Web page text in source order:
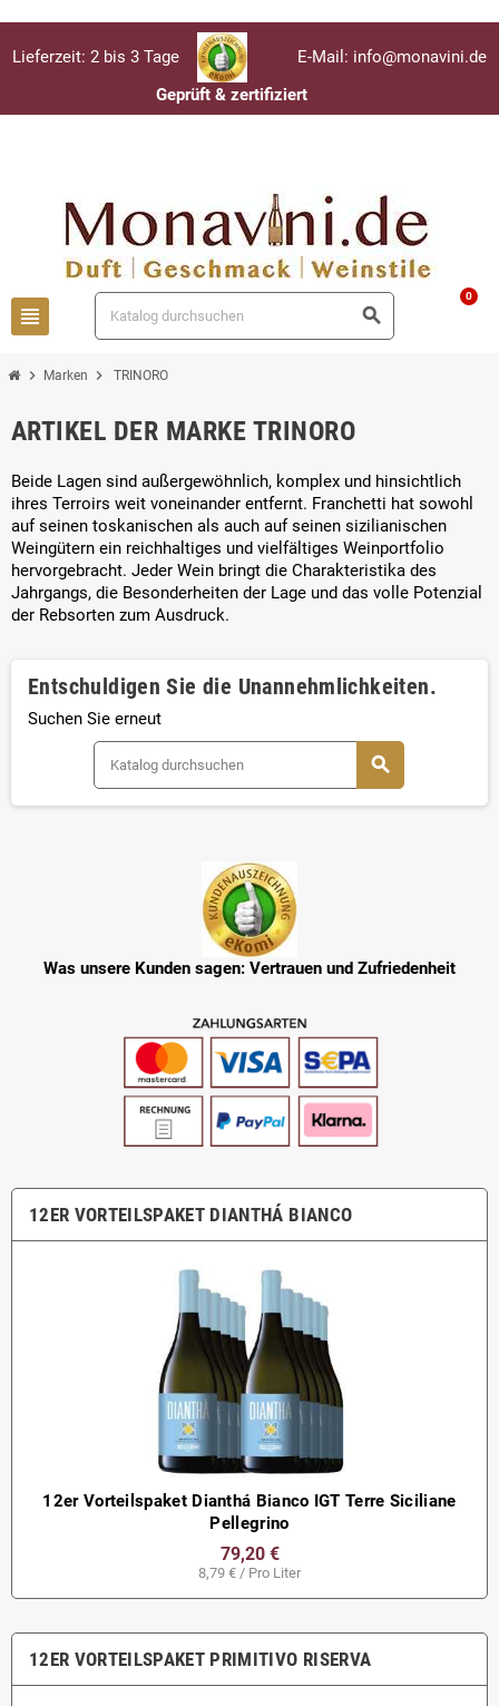
Lieferzeit: 2 bis 3 Tage
E-Mail: info@monavini.de
Geprüft & zertifiziert
view_headline search
personAnmelden 0
chevron_right Marken chevron_right TRINORO
Was unsere Kunden sagen: Vertrauen und Zufriedenheit
12ER VORTEILSPAKET DIANTHÁ BIANCO
12er Vorteilspaket Dianthá Bianco IGT Terre Siciliane
Pellegrino
79,20 €
8,79 € / Pro Liter
12ER VORTEILSPAKET PRIMITIVO RISERVA
ARTIKEL DER MARKE TRINORO
Beide Lagen sind außergewöhnlich, komplex und hinsichtlich
ihres Terroirs weit voneinander entfernt. Franchetti hat sowohl
auf seinen toskanischen als auch auf seinen sizilianischen
Weingütern ein reichhaltiges und vielfältiges Weinportfolio
hervorgebracht. Jeder Wein bringt die Charakteristika des
Jahrgangs, die Besonderheiten der Lage und das volle Potenzial
der Rebsorten zum Ausdruck.
Entschuldigen Sie die Unannehmlichkeiten.
Suchen Sie erneut
search